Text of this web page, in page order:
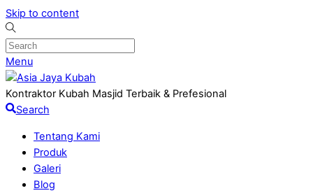
Skip to content
Menu
Kontraktor Kubah Masjid Terbaik & Prefesional
Search
Tentang Kami
Produk
Galeri
Blog